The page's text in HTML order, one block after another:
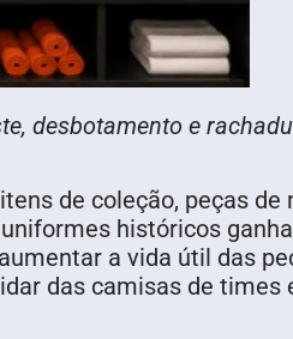
desbotamento e
de coleção, peças de
históricos
a vida útil das
das camisas de times